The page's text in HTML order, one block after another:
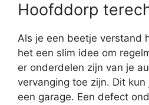
Hoofddorp
Als je een beetje verstand
het een slim idee om
er onderdelen zijn van je
vervanging toe zijn. Dit
een garage. Een defect